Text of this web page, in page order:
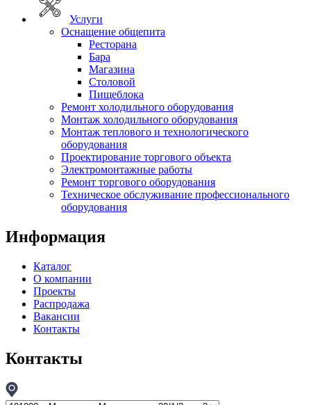
Услуги
Оснащение общепита
Ресторана
Бара
Магазина
Столовой
Пищеблока
Ремонт холодильного оборудования
Монтаж холодильного оборудования
Монтаж теплового и технологического
оборудования
Проектирование торгового объекта
Электромонтажные работы
Ремонт торгового оборудования
Техническое обслуживание профессионального
оборудования
Информация
Каталог
О компании
Проекты
Распродажа
Вакансии
Контакты
Контакты